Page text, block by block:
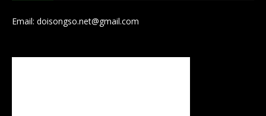
Email: doisongso.net@gmail.com